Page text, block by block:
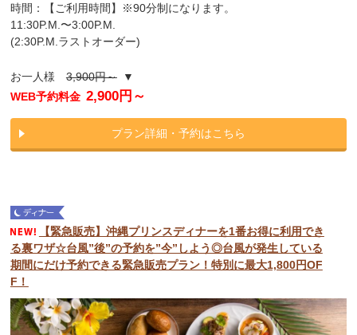
時間：【ご利用時間】※90分制になります。
11:30P.M.〜3:00P.M.
(2:30P.M.ラストオーダー)
お一人様3,900円～▼
WEB予約料金 2,900円～
プラン詳細・予約はこちら
【緊急販売】沖縄プリンスディナーを1番お得に利用でき
る裏ワザ☆台風”後”の予約を”今”しよう◎台風が発生している
期間にだけ予約できる緊急販売プラン！特別に最大1,800円OF
F！